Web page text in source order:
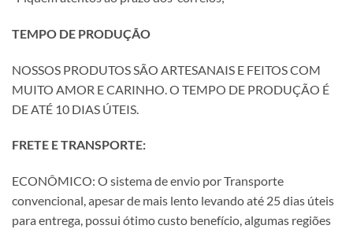
TEMPO DE PRODUÇÃO
NOSSOS PRODUTOS SÃO ARTESANAIS E FEITOS COM
MUITO AMOR E CARINHO. O TEMPO DE PRODUÇÃO É
DE ATÉ 10 DIAS ÚTEIS.
FRETE E TRANSPORTE:
ECONÔMICO: O sistema de envio por Transporte
convencional, apesar de mais lento levando até 25 dias úteis
para entrega, possui ótimo custo benefício, algumas regiões